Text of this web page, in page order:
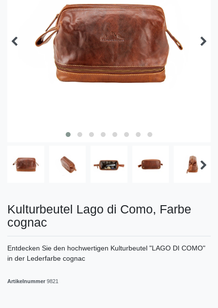
Kulturbeutel Lago di Como, Farbe
cognac
Entdecken Sie den hochwertigen Kulturbeutel "LAGO DI COMO"
in der Lederfarbe cognac
Artikelnummer 9821